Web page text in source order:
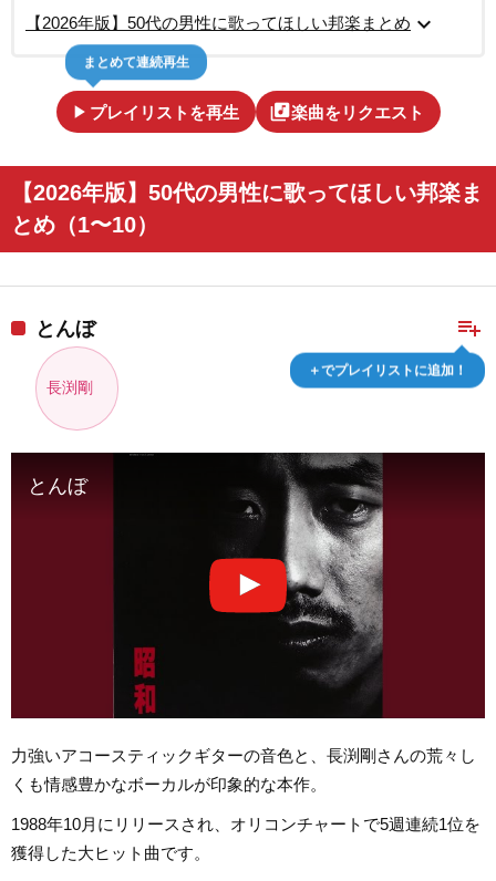
【2026年版】50代の男性に歌ってほしい邦楽まとめ expand_more
play_arrow プレイリストを再生
まとめて連続再生
library_music楽曲をリクエスト
【2026年版】50代の男性に歌ってほしい邦楽ま
とめ（1〜10）
playlist_add
＋でプレイリストに追加！
とんぼ
長渕剛
とんぼ
力強いアコースティックギターの音色と、長渕剛さんの荒々し
くも情感豊かなボーカルが印象的な本作。
1988年10月にリリースされ、オリコンチャートで5週連続1位を
獲得した大ヒット曲です。